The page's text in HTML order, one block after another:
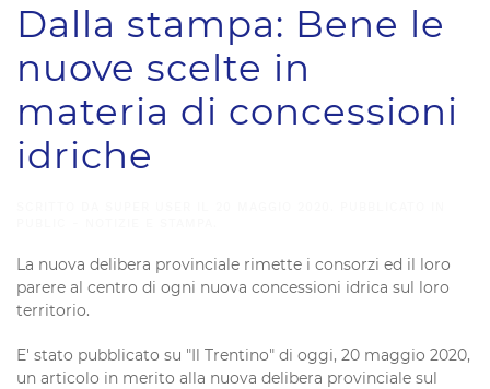
Dalla stampa: Bene le
nuove scelte in
materia di concessioni
idriche
La nuova delibera provinciale rimette i consorzi ed il loro
parere al centro di ogni nuova concessioni idrica sul loro
territorio.
E' stato pubblicato su "Il Trentino" di oggi, 20 maggio 2020,
un articolo in merito alla nuova delibera provinciale sul